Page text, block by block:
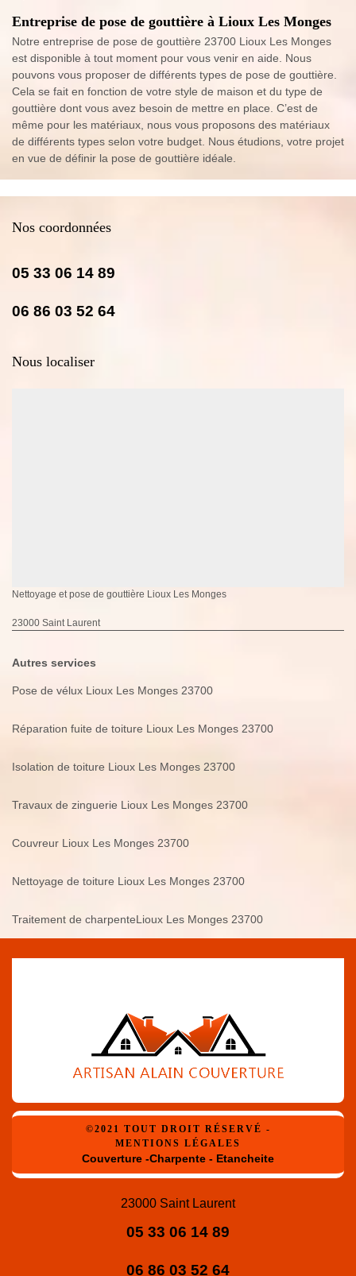
Entreprise de pose de gouttière à Lioux Les Monges
Notre entreprise de pose de gouttière 23700 Lioux Les Monges
est disponible à tout moment pour vous venir en aide. Nous
pouvons vous proposer de différents types de pose de gouttière.
Cela se fait en fonction de votre style de maison et du type de
gouttière dont vous avez besoin de mettre en place. C’est de
même pour les matériaux, nous vous proposons des matériaux
de différents types selon votre budget. Nous étudions, votre projet
en vue de définir la pose de gouttière idéale.
Nos coordonnées
05 33 06 14 89
06 86 03 52 64
Nous localiser
Nettoyage et pose de gouttière Lioux Les Monges
23000 Saint Laurent
Autres services
Pose de vélux Lioux Les Monges 23700
Réparation fuite de toiture Lioux Les Monges 23700
Isolation de toiture Lioux Les Monges 23700
Travaux de zinguerie Lioux Les Monges 23700
Couvreur Lioux Les Monges 23700
Nettoyage de toiture Lioux Les Monges 23700
Traitement de charpenteLioux Les Monges 23700
©2021 TOUT DROIT RÉSERVÉ -
MENTIONS LÉGALES
Couverture -Charpente - Etancheite
23000 Saint Laurent
05 33 06 14 89
06 86 03 52 64